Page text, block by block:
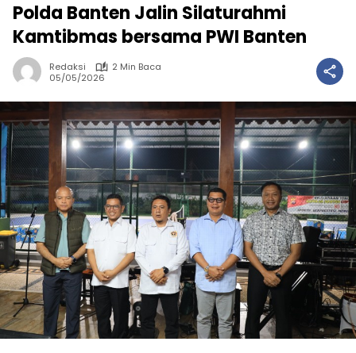
Polda Banten Jalin Silaturahmi
Kamtibmas bersama PWI Banten
Redaksi
2 Min Baca
05/05/2026